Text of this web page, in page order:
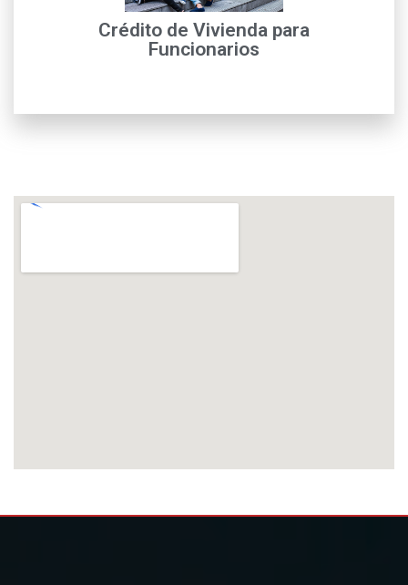
Crédito de Vivienda para
Funcionarios
Solicitud de crédito de vivienda funcionarios IFINORTE,
para Mayor información con nuestros financieros de